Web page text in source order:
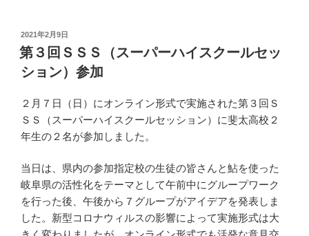
投
稿
日:
2021年2月9日
第３回ＳＳＳ（スーパーハイスクールセッ
ション）参加
２月７日（日）にオンライン形式で実施された第３回Ｓ
ＳＳ（スーパーハイスクールセッション）に斐太高校２
年生の２名が参加しました。
当日は、県内の参加指定校の生徒の皆さんと鮎を使った
岐阜県の活性化をテーマとして午前中にグループワーク
を行った後、午後から７グループがアイデアを発表しま
した。新型コロナウィルスの影響によって実施形式は大